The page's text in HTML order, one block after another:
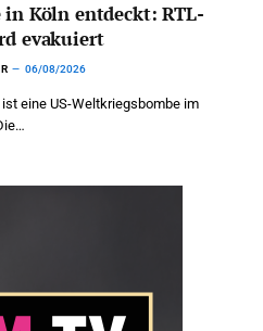
Köln entdeckt: RTL-
evakuiert
06/08/2026
eine US-Weltkriegsbombe im